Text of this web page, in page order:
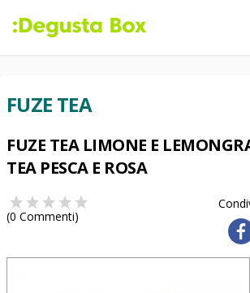
FUZE TEA
FUZE TEA LIMONE E
TEA PESCA E ROSA
(0 Commenti)